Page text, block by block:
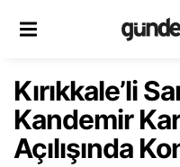
Kırıkkale’li
Kandemir
Açılışında